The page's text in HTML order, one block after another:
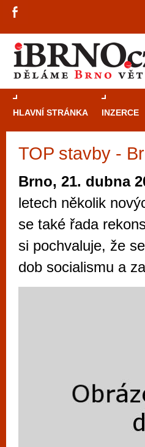
HLAVNÍ STRÁNKA INZERCE
TOP stavby -
Brno, 21. dubna
letech několik
se také řada
si pochvaluje, že
dob socialismu a
Mimo jiné je ale také
vyzkoušet různé